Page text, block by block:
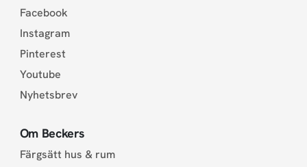
Facebook
Instagram
Pinterest
Youtube
Nyhetsbrev
Om Beckers
Färgsätt hus & rum